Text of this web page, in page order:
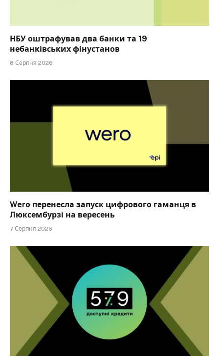
НБУ оштрафував два банки та 19
небанківських фінустанов
8 Серпня 2026
Wero перенесла запуск цифрового гаманця в
Люксембурзі на вересень
7 Серпня 2026